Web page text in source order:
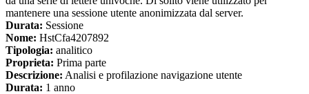
mantenere una sessione utente anonimizzata dal server.
Durata: Sessione
Nome: HstCfa4207892
Tipologia: analitico
Proprieta: Prima parte
Descrizione: Analisi e profilazione navigazione utente
Durata: 1 anno